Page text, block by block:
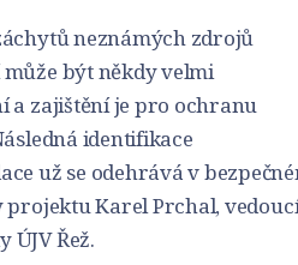
neznámých zdrojů
být někdy velmi
a zajištění je pro ochranu
identifikace
už se odehrává v
Karel Prchal,
Řež.